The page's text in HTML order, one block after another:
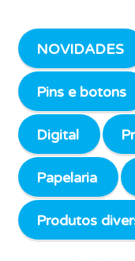
NOVIDADES
Pins e botons
Digital
Papelaria
Produtos